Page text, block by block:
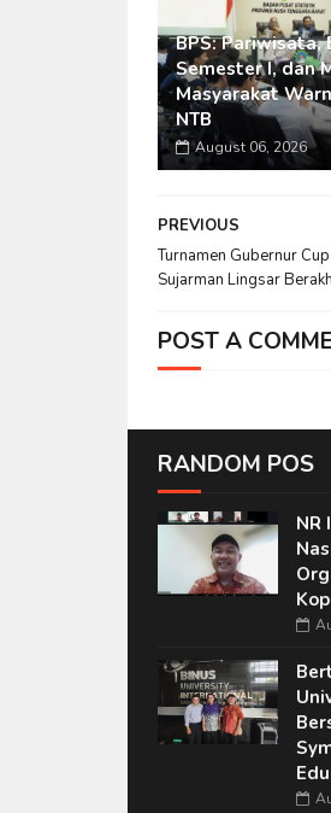
BPS: Pariwisata,
Semester I, dan
Masyarakat
NTB
August 06, 2026
PREVIOUS
Turnamen Gubernur
Sujarman Lingsar
POST A
RANDOM POS
NR